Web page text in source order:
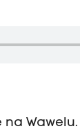
Wawelu.